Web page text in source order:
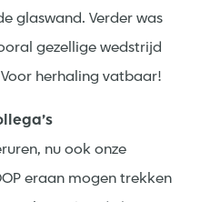
glaswand. Verder was
gezellige wedstrijd
herhaling vatbaar!
nu ook onze
eraan mogen trekken